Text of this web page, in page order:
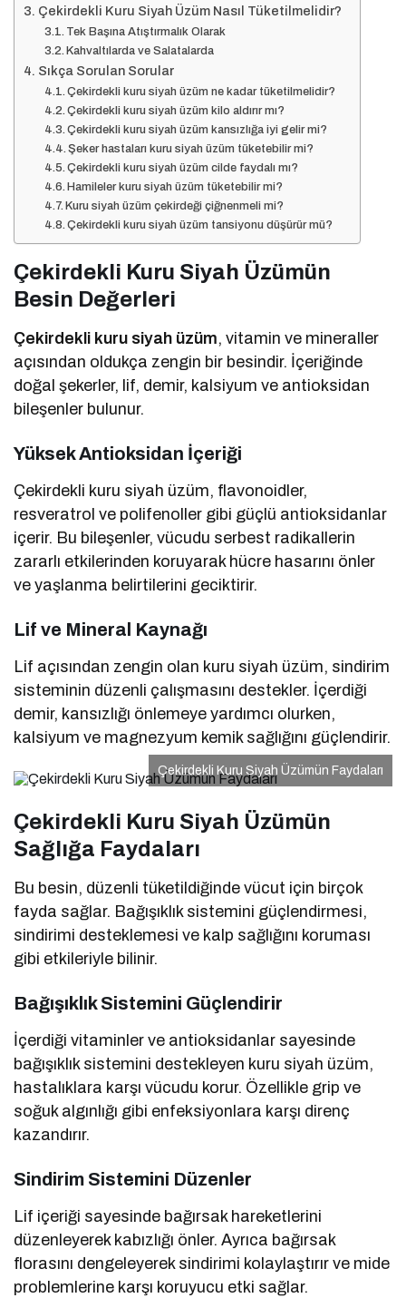
Tek Başına Atıştırmalık Olarak
Kahvaltılarda ve Salatalarda
Sıkça Sorulan Sorular
Çekirdekli kuru siyah üzüm ne kadar tüketilmelidir?
Çekirdekli kuru siyah üzüm kilo aldırır mı?
Çekirdekli kuru siyah üzüm kansızlığa iyi gelir mi?
Şeker hastaları kuru siyah üzüm tüketebilir mi?
Çekirdekli kuru siyah üzüm cilde faydalı mı?
Hamileler kuru siyah üzüm tüketebilir mi?
Kuru siyah üzüm çekirdeği çiğnenmeli mi?
Çekirdekli kuru siyah üzüm tansiyonu düşürür mü?
Çekirdekli Kuru Siyah Üzümün
Besin Değerleri
açısından oldukça zengin bir besindir. İçeriğinde
doğal şekerler, lif, demir, kalsiyum ve antioksidan
bileşenler bulunur.
resveratrol ve polifenoller gibi güçlü antioksidanlar
içerir. Bu bileşenler, vücudu serbest radikallerin
zararlı etkilerinden koruyarak hücre hasarını önler
ve yaşlanma belirtilerini geciktirir.
sisteminin düzenli çalışmasını destekler. İçerdiği
demir, kansızlığı önlemeye yardımcı olurken,
kalsiyum ve magnezyum kemik sağlığını güçlendirir.
Çekirdekli Kuru Siyah Üzümün Faydaları
Sağlığa Faydaları
fayda sağlar. Bağışıklık sistemini güçlendirmesi,
sindirimi desteklemesi ve kalp sağlığını koruması
gibi etkileriyle bilinir.
bağışıklık sistemini destekleyen kuru siyah üzüm,
hastalıklara karşı vücudu korur. Özellikle grip ve
soğuk algınlığı gibi enfeksiyonlara karşı direnç
kazandırır.
düzenleyerek kabızlığı önler. Ayrıca bağırsak
florasını dengeleyerek sindirimi kolaylaştırır ve mide
problemlerine karşı koruyucu etki sağlar.